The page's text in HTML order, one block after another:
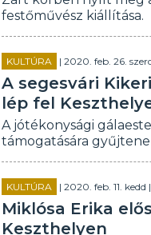
festőművész kiállítása.
KULTÚRA | 2020. feb. 26.
A segesvári
lép fel
A jótékonysági
támogatására
KULTÚRA | 2020. feb. 11. kedd
Miklósa Erika
Keszthelyen